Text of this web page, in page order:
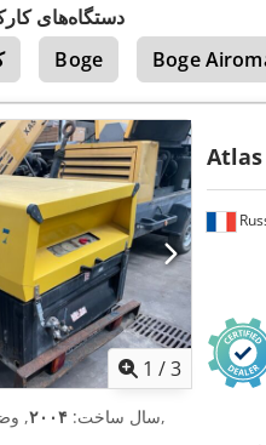
دستگاه‌های
Boge Boge
1 /3
Atlas
سال ساخت: ۲۰۰۴, ,